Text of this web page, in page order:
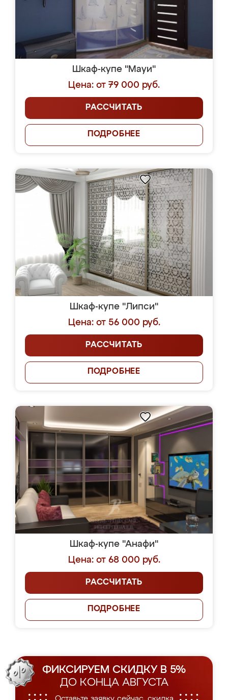
Шкаф-купе "Мауи"
Цена: от 79 000 руб.
РАССЧИТАТЬ
ПОДРОБНЕЕ
Шкаф-купе "Липси"
Цена: от 56 000 руб.
РАССЧИТАТЬ
ПОДРОБНЕЕ
Шкаф-купе "Анафи"
Цена: от 68 000 руб.
РАССЧИТАТЬ
ПОДРОБНЕЕ
ФИКСИРУЕМ СКИДКУ В 5%
ДО КОНЦА АВГУСТА